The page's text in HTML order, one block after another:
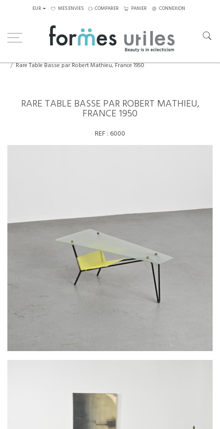
EUR MES ENVIES COMPARER PANIER CONNEXION
Rare Table Basse par Robert Mathieu, France 1950
RARE TABLE BASSE PAR ROBERT MATHIEU,
FRANCE 1950
REF : 6000